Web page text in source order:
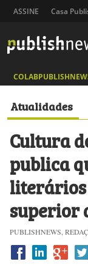
ASSINE Casa
Atualidades
Cultura
publica
superior
PUBLISHNEWS,